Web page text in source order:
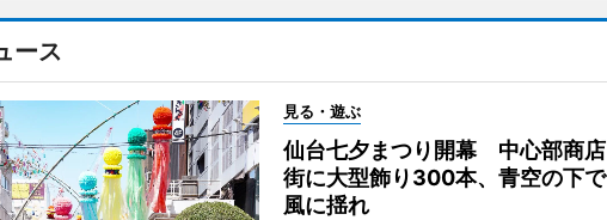
ース
見る・遊ぶ
仙台七夕まつり開幕 中心部商店
街に大型飾り300本、青空の下で
風に揺れ